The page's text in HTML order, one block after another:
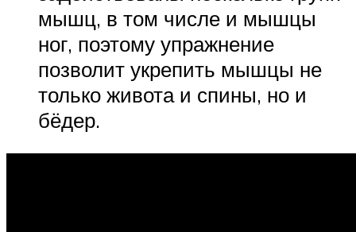
мышц, в том числе и мышцы
ног, поэтому упражнение
позволит укрепить мышцы не
только живота и спины, но и
бёдер.